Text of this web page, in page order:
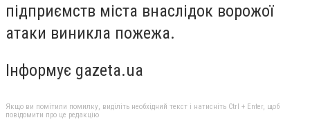
підприємств міста внаслідок ворожої
атаки виникла пожежа.
Інформує gazeta.ua
Якщо ви помітили помилку, виділіть необхідний текст і натисніть Ctrl + Enter, щоб
повідомити про це редакцію